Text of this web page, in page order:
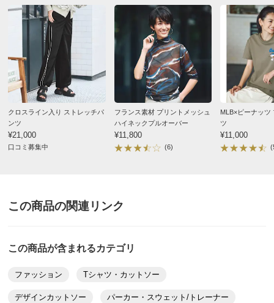
襟後下がり 2.5
裾幅 38
ウエスト(適応) 58～64 64～70 69～77
重量（約ｇ） 598
フード高さ 36.5 36.5
フード奥行 24.5 24.5 24.5
※重量はあくまでも目安となります。商品によっては中心
サイズを参考に掲載しています。
商品の特徴
弱い手洗い出来ます。（洗濯機は使用できません）
普段LサイズなのでLサイズを頼みました
見ごろが若干大きい感じですが、袖丈はちょうど良かっ
たです
生地がもっと厚いのかと思っていましたが思ったより薄
く長い期間着れそうです
ショート丈だからこの柄でおしゃれに見えるのだと思い
ます
もし丈がもっと長くてこの柄だと子供っぽくなると思い
ます
すべての口コミを見る
クロスライン入り ストレッチパ
ンツ
¥21,000
口コミ募集中
フランス素材 プリントメッシュ
ハイネックプルオーバー
¥11,800
(6)
MLB×ピーナッツ
ツ
¥11,000
この商品の関連リンク
この商品が含まれるカテゴリ
ファッション Tシャツ・カットソー
デザインカットソー パーカー・スウェット/トレーナー